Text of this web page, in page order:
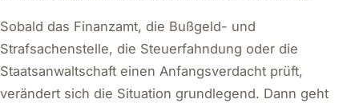
Sobald das Finanzamt, die Bußgeld- und
Strafsachenstelle, die Steuerfahndung oder die
Staatsanwaltschaft einen Anfangsverdacht prüft,
verändert sich die Situation grundlegend. Dann geht